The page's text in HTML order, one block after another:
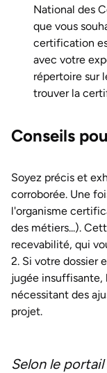
National des
que vous
certification
avec votre
répertoire sur
trouver la
Conseils
Soyez précis et
corroborée. Une
l'organisme
des métiers...).
recevabilité, qui
2. Si votre dossier
jugée insuffisante,
nécessitant des
projet.
Selon le